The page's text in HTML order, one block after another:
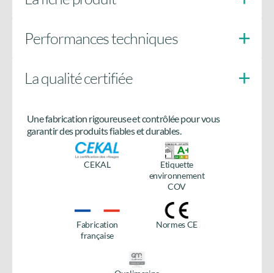
Besoin de plus d’informations
sur le produit ?
Accédez à tous les détails en téléchargeant la fiche
produit
Performances techniques
Doigts anti-soulèvement
La qualité certifiée
Une fabrication rigoureuse et contrôlée pour vous
garantir des produits fiables et durables.
CEKAL
Etiquette
environnement
COV
Fabrication
française
Normes CE